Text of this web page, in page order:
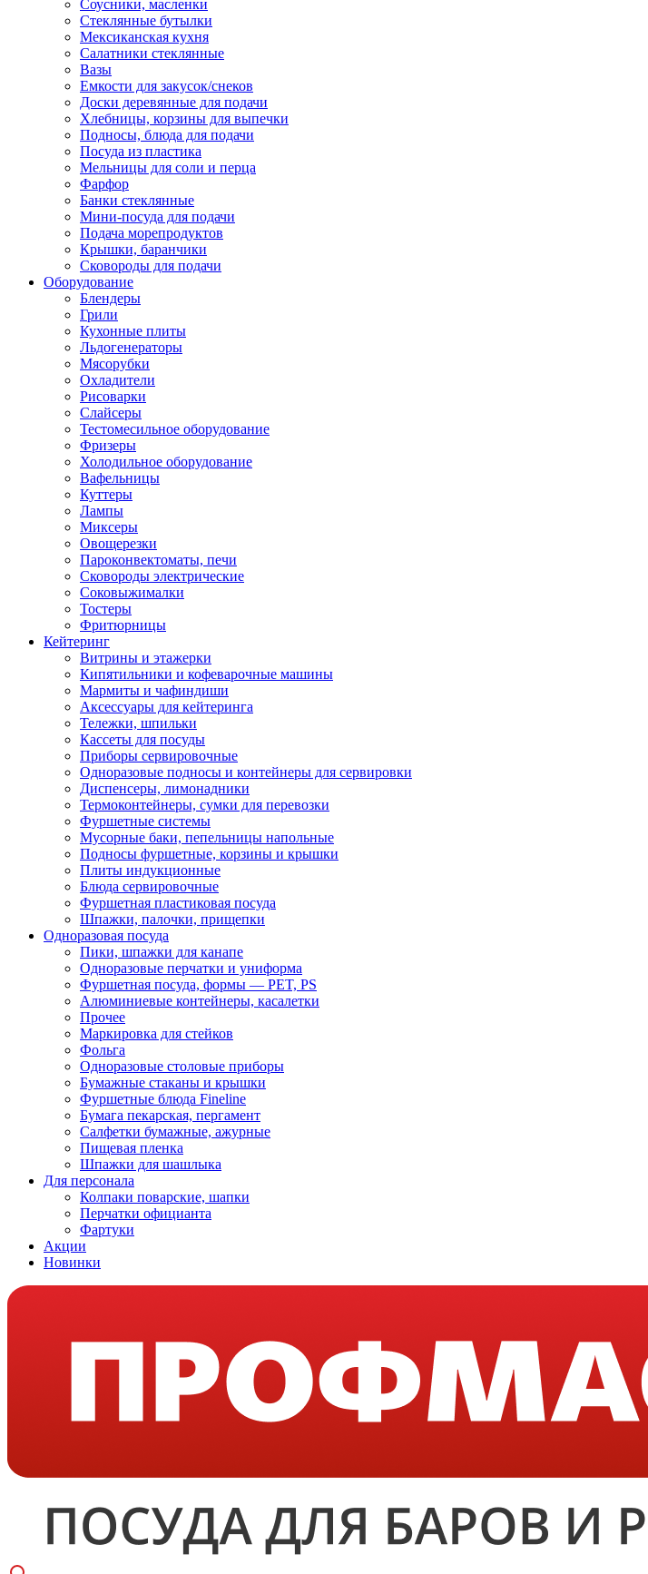
Соусники, масленки
Стеклянные бутылки
Мексиканская кухня
Салатники стеклянные
Вазы
Емкости для закусок/снеков
Доски деревянные для подачи
Хлебницы, корзины для выпечки
Подносы, блюда для подачи
Посуда из пластика
Мельницы для соли и перца
Фарфор
Банки стеклянные
Мини-посуда для подачи
Подача морепродуктов
Крышки, баранчики
Сковороды для подачи
Оборудование
Блендеры
Грили
Кухонные плиты
Льдогенераторы
Мясорубки
Охладители
Рисоварки
Слайсеры
Тестомесильное оборудование
Фризеры
Холодильное оборудование
Вафельницы
Куттеры
Лампы
Миксеры
Овощерезки
Пароконвектоматы, печи
Сковороды электрические
Соковыжималки
Тостеры
Фритюрницы
Кейтеринг
Витрины и этажерки
Кипятильники и кофеварочные машины
Мармиты и чафиндиши
Аксессуары для кейтеринга
Тележки, шпильки
Кассеты для посуды
Приборы сервировочные
Одноразовые подносы и контейнеры для сервировки
Диспенсеры, лимонадники
Термоконтейнеры, сумки для перевозки
Фуршетные системы
Мусорные баки, пепельницы напольные
Подносы фуршетные, корзины и крышки
Плиты индукционные
Блюда сервировочные
Фуршетная пластиковая посуда
Шпажки, палочки, прищепки
Одноразовая посуда
Пики, шпажки для канапе
Одноразовые перчатки и униформа
Фуршетная посуда, формы — PET, PS
Алюминиевые контейнеры, касалетки
Прочее
Маркировка для стейков
Фольга
Одноразовые столовые приборы
Бумажные стаканы и крышки
Фуршетные блюда Fineline
Бумага пекарская, пергамент
Салфетки бумажные, ажурные
Пищевая пленка
Шпажки для шашлыка
Для персонала
Колпаки поварские, шапки
Перчатки официанта
Фартуки
Акции
Новинки